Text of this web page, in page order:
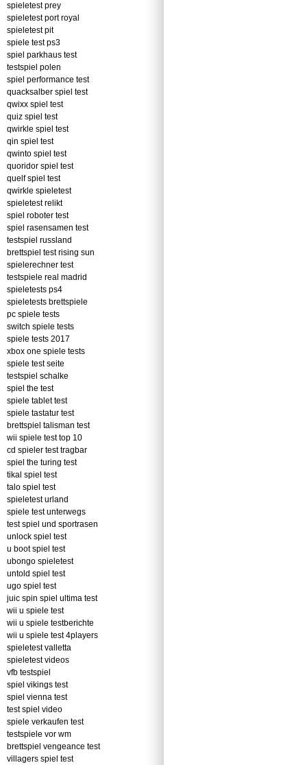
spieletest prey
spieletest port royal
spieletest pit
spiele test ps3
spiel parkhaus test
testspiel polen
spiel performance test
quacksalber spiel test
qwixx spiel test
quiz spiel test
qwirkle spiel test
qin spiel test
qwinto spiel test
quoridor spiel test
quelf spiel test
qwirkle spieletest
spieletest relikt
spiel roboter test
spiel rasensamen test
testspiel russland
brettspiel test rising sun
spielerechner test
testspiele real madrid
spieletests ps4
spieletests brettspiele
pc spiele tests
switch spiele tests
spiele tests 2017
xbox one spiele tests
spiele test seite
testspiel schalke
spiel the test
spiele tablet test
spiele tastatur test
brettspiel talisman test
wii spiele test top 10
cd spieler test tragbar
spiel the turing test
tikal spiel test
talo spiel test
spieletest urland
spiele test unterwegs
test spiel und sportrasen
unlock spiel test
u boot spiel test
ubongo spieletest
untold spiel test
ugo spiel test
juic spin spiel ultima test
wii u spiele test
wii u spiele testberichte
wii u spiele test 4players
spieletest valletta
spieletest videos
vfb testspiel
spiel vikings test
spiel vienna test
test spiel video
spiele verkaufen test
testspiele vor wm
brettspiel vengeance test
villagers spiel test